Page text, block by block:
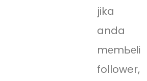
jika
anda
mеmЬеӏі
follower,